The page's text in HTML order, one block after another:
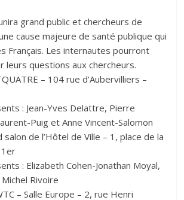
grand public et chercheurs de
cause majeure de santé publique qui
Français. Les internautes pourront
leurs questions aux chercheurs.
– 104 rue d’Aubervilliers –
: Jean-Yves Delattre, Pierre
Puig et Anne Vincent-Salomon
salon de l’Hôtel de Ville – 1, place de la
1er
: Elizabeth Cohen-Jonathan Moyal,
Rivoire
– Salle Europe – 2, rue Henri